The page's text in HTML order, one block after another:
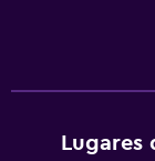
Lugares